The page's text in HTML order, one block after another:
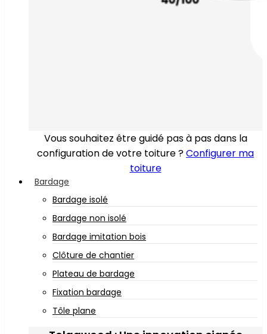
Vous souhaitez être guidé pas à pas dans la
configuration de votre toiture ?Configurer ma
toiture
Bardage
Bardage isolé
Bardage non isolé
Bardage imitation bois
Clôture de chantier
Plateau de bardage
Fixation bardage
Tôle plane